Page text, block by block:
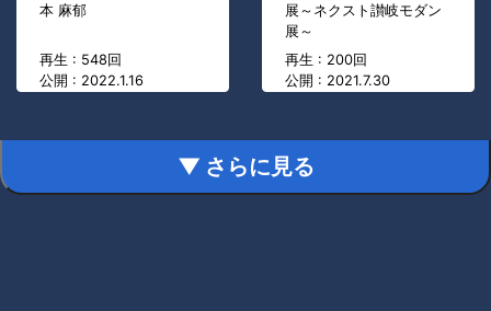
本 麻郁
再生 : 548回
公開 : 2022.1.16
展～ネクスト讃岐モダン
展～
再生 : 200回
公開 : 2021.7.30
▼ さらに見る